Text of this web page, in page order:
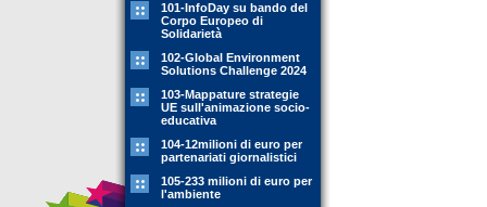
101-InfoDay su bando del
Corpo Europeo di
Solidarietà
102-Global Environment
Solutions Challenge 2024
103-Mappature strategie
UE sull'animazione socio-
educativa
104-12milioni di euro per
partenariati giornalistici
105-233 milioni di euro per
l'ambiente